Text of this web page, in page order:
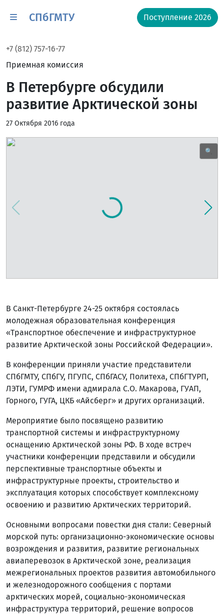
СПбГМТУ Поступление 2026
+7 (812) 757-16-77
Приемная комиссия
В Петербурге обсудили
развитие Арктической зоны
27 Октября 2016 года
🔍
В Санкт-Петербурге 24-25 октября состоялась
молодежная образовательная конференция
«Транспортное обеспечение и инфраструктурное
развитие Арктической зоны Российской Федерации».
В конференции приняли участие представители
СПбГМТУ, СПбГУ, ПГУПС, СПбГАСУ, Политеха, СПбГТУРП,
ЛЭТИ, ГУМРФ имени адмирала С.О. Макарова, ГУАП,
Горного, ГУГА, ЦКБ «Айсберг» и других организаций.
Мероприятие было посвящено развитию
транспортной системы и инфраструктурному
оснащению Арктической зоны РФ. В ходе встреч
участники конференции представили и обсудили
перспективные транспортные объекты и
инфраструктурные проекты, строительство и
эксплуатация которых способствует комплексному
освоению и развитию Арктических территорий.
Основными вопросами повестки дня стали: Северный
морской путь: организационно-экономические основы
возрождения и развития, развитие региональных
авиаперевозок в Арктической зоне, реализация
межрегиональных проектов развития автомобильного
и железнодорожного сообщения с портами
арктических морей, социально-экономическая
инфраструктура территорий, решение вопросов